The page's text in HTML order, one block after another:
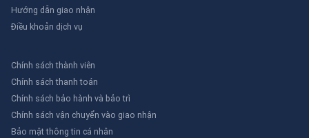
Hướng dẫn giao nhận
Điều khoản dịch vụ
Chính sách thành viên
Chính sách thanh toán
Chính sách bảo hành và bảo trì
Chính sách vận chuyển vào giao nhận
Bảo mật thông tin cá nhân